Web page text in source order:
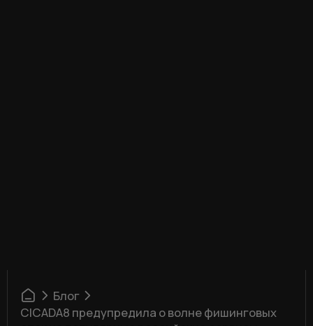
CICADA8 ПРЕДУПРЕДИЛА
О ВОЛНЕ ФИШИНГОВЫХ АТАК
НА ПОПУЛЯРНЫЕ РОССИЙСКИЕ